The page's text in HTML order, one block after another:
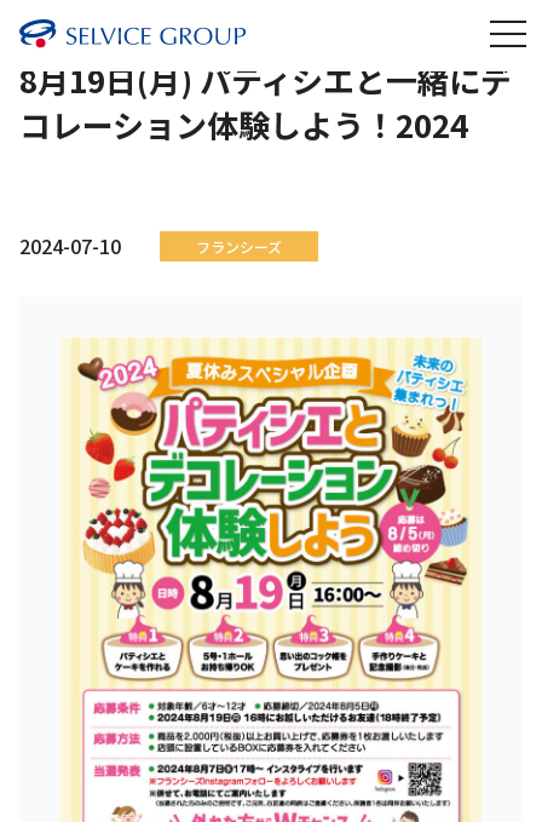
8月19日(月) パティシエと一緒にデ
コレーション体験しよう！2024
2024-07-10 フランシーズ